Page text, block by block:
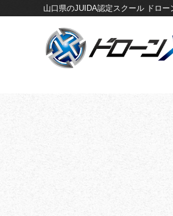
山口県のJUIDA認定スクール ドロ